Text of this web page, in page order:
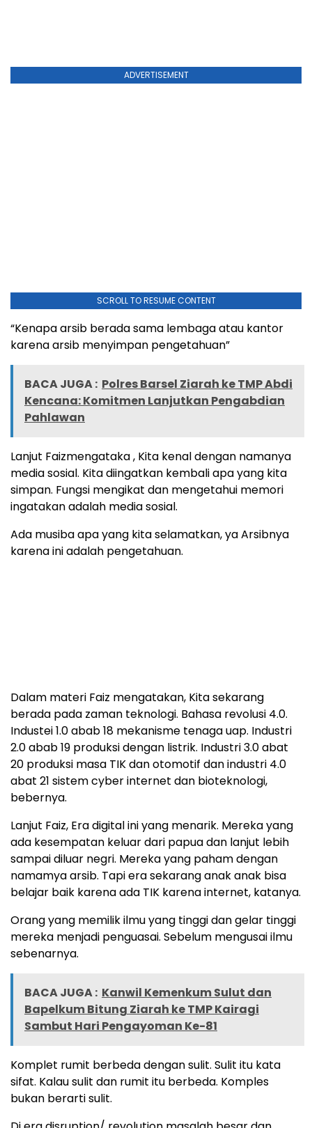
ADVERTISEMENT
SCROLL TO RESUME CONTENT
“Kenapa arsib berada sama lembaga atau kantor
karena arsib menyimpan pengetahuan”
BACA JUGA : Polres Barsel Ziarah ke TMP Abdi
Kencana: Komitmen Lanjutkan Pengabdian
Pahlawan
Lanjut Faizmengataka , Kita kenal dengan namanya
media sosial. Kita diingatkan kembali apa yang kita
simpan. Fungsi mengikat dan mengetahui memori
ingatakan adalah media sosial.
Ada musiba apa yang kita selamatkan, ya Arsibnya
karena ini adalah pengetahuan.
Dalam materi Faiz mengatakan, Kita sekarang
berada pada zaman teknologi. Bahasa revolusi 4.0.
Industei 1.0 abab 18 mekanisme tenaga uap. Industri
2.0 abab 19 produksi dengan listrik. Industri 3.0 abat
20 produksi masa TIK dan otomotif dan industri 4.0
abat 21 sistem cyber internet dan bioteknologi,
bebernya.
Lanjut Faiz, Era digital ini yang menarik. Mereka yang
ada kesempatan keluar dari papua dan lanjut lebih
sampai diluar negri. Mereka yang paham dengan
namamya arsib. Tapi era sekarang anak anak bisa
belajar baik karena ada TIK karena internet, katanya.
Orang yang memilik ilmu yang tinggi dan gelar tinggi
mereka menjadi penguasai. Sebelum mengusai ilmu
sebenarnya.
BACA JUGA : Kanwil Kemenkum Sulut dan
Bapelkum Bitung Ziarah ke TMP Kairagi
Sambut Hari Pengayoman Ke-81
Komplet rumit berbeda dengan sulit. Sulit itu kata
sifat. Kalau sulit dan rumit itu berbeda. Komples
bukan berarti sulit.